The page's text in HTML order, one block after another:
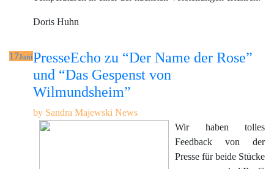
Doris Huhn
17JuniPresseEcho zu “Der Name der Rose”
und “Das Gespenst von
Wilmundsheim”
by Sandra Majewski News
Wir haben tolles
Feedback von der
Presse für beide Stücke